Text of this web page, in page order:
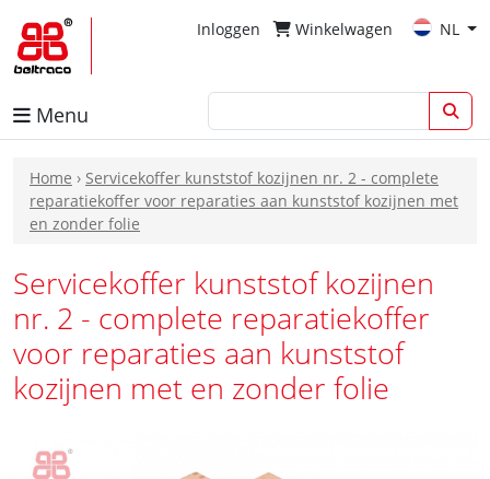
Inloggen Winkelwagen NL
Menu
Home › Servicekoffer kunststof kozijnen nr. 2 - complete
reparatiekoffer voor reparaties aan kunststof kozijnen met
en zonder folie
Servicekoffer kunststof kozijnen
nr. 2 - complete reparatiekoffer
voor reparaties aan kunststof
kozijnen met en zonder folie